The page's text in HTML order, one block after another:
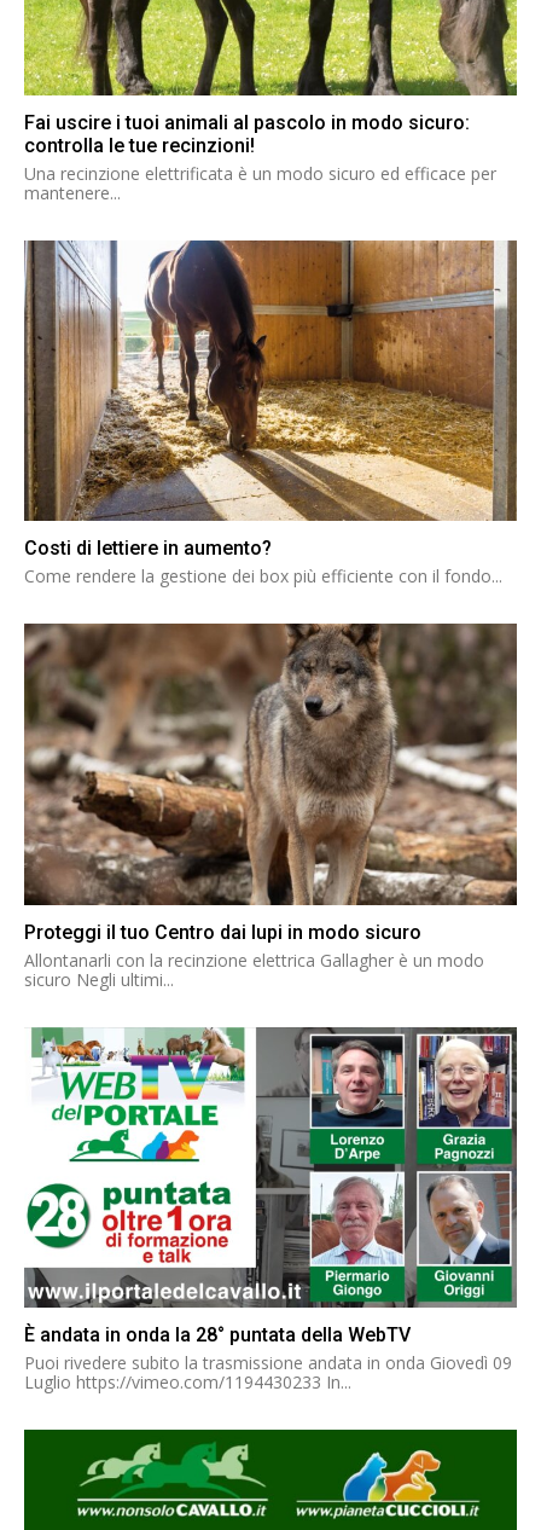
Fai uscire i tuoi animali al pascolo in modo sicuro:
controlla le tue recinzioni!
Una recinzione elettrificata è un modo sicuro ed efficace per
mantenere...
Costi di lettiere in aumento?
Come rendere la gestione dei box più efficiente con il fondo...
Proteggi il tuo Centro dai lupi in modo sicuro
Allontanarli con la recinzione elettrica Gallagher è un modo
sicuro Negli ultimi...
È andata in onda la 28° puntata della WebTV
Puoi rivedere subito la trasmissione andata in onda Giovedì 09
Luglio https://vimeo.com/1194430233 In...